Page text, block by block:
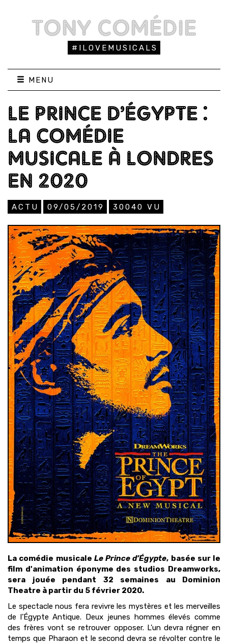
TONY COMÉDIE
#ILOVEMUSICALS
MENU
LE PRINCE D’ÉGYPTE :
LA COMÉDIE
MUSICALE À LONDRES
EN 2020
ACTU 09/05/2019 30040 VU
La comédie musicale Le Prince d’Égypte, basée sur le
film d'animation éponyme des studios Dreamworks,
sera jouée pendant 32 semaines au Dominion
Theatre à partir du 5 février 2020.
Le spectacle nous fera revivre les mystères et les merveilles
de l’Égypte Antique. Deux jeunes hommes élevés comme
des frères vont se retrouver opposer. L'un devra régner en
temps que Pharaon et le second devra se révolter contre le